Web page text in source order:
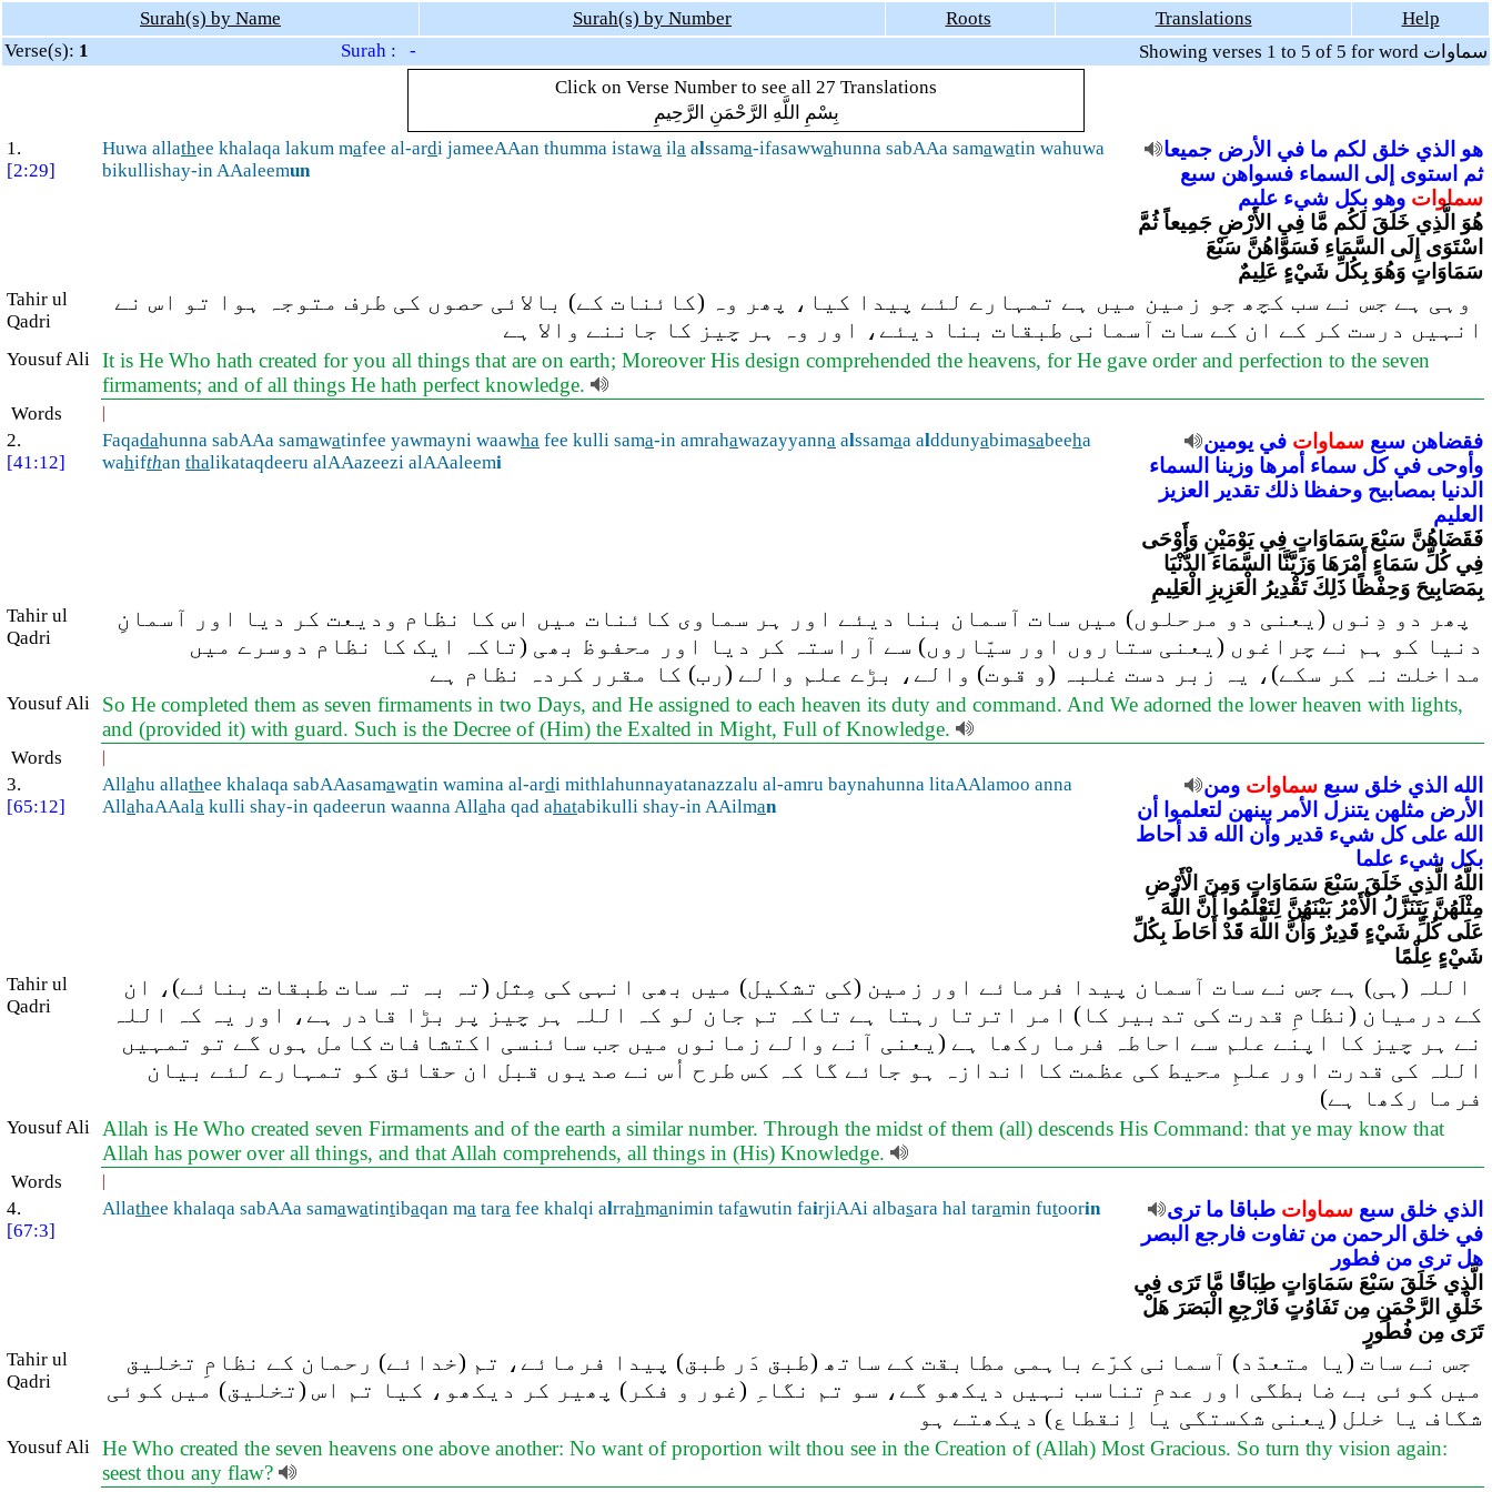
Surah(s) by Name Surah(s) by Number Roots Translations
Help
Verse(s): 1 Surah : -
Showing verses 1 to 5 of 5 for word سماوات
Click on Verse Number to see all 27 Translations
بِسْمِ اللَّهِ الرَّحْمَنِ الرَّحِيمِ
1.
[2:29]
Huwa allathee khalaqa lakum mafee al-ardi jameeAAan thumma istawa ila alssama-ifasawwahunna sabAAa samawatin wahuwa
bikullishay-in AAaleemun
هو الذي خلق لكم ما في الأرض جميعا
ثم استوى إلى السماء فسواهن سبع
سماوات وهو بكل شيء عليم
هُوَ الَّذِي خَلَقَ لَكُم مَّا فِي الأَرْضِ جَمِيعاً ثُمَّ
اسْتَوَى إِلَى السَّمَاءِ فَسَوَّاهُنَّ سَبْعَ
سَمَاوَاتٍ وَهُوَ بِكُلِّ شَيْءٍ عَلِيمٌ
Tahir ul
Qadri
وہی ہے جس نے سب کچھ جو زمین میں ہے تمہارے لئے پیدا کیا، پھر وہ (کائنات کے) بالائی حصوں کی طرف متوجہ ہوا تو اس نے
انہیں درست کر کے ان کے سات آسمانی طبقات بنا دیئے، اور وہ ہر چیز کا جاننے والا ہے
Yousuf Ali It is He Who hath created for you all things that are on earth; Moreover His design comprehended the heavens, for He gave order and perfection to the seven
firmaments; and of all things He hath perfect knowledge.
Words |
2.
[41:12]
Faqadahunna sabAAa samawatinfee yawmayni waawha fee kulli sama-in amrahawazayyanna alssamaa alddunyabimasabeeha
wahifthan thalikataqdeeru alAAazeezi alAAaleemi
فقضاهن سبع سماوات في يومين
وأوحى في كل سماء أمرها وزينا السماء
الدنيا بمصابيح وحفظا ذلك تقدير
العزيز
العليم
فَقَضَاهُنَّ سَبْعَ سَمَاوَاتٍ فِي يَوْمَيْنِ وَأَوْحَى
فِي كُلِّ سَمَاءٍ أَمْرَهَا وَزَيَّنَّا السَّمَاءَ الدُّنْيَا
بِمَصَابِيحَ وَحِفْظًا ذَلِكَ تَقْدِيرُ الْعَزِيزِ الْعَلِيمِ
Tahir ul
Qadri
پھر دو دِنوں (یعنی دو مرحلوں) میں سات آسمان بنا دیئے اور ہر سماوی کائنات میں اس کا نظام ودیعت کر دیا اور آسمانِ
دنیا کو ہم نے چراغوں (یعنی ستاروں اور سیّاروں) سے آراستہ کر دیا اور محفوظ بھی (تاکہ ایک کا نظام دوسرے میں
مداخلت نہ کر سکے)، یہ زبر دست غلبہ (و قوت) والے، بڑے علم والے (رب) کا مقرر کردہ نظام ہے
Yousuf Ali
So He completed them as seven firmaments in two Days, and He assigned to each heaven its duty and command. And We adorned the lower heaven with lights,
and (provided it) with guard. Such is the Decree of (Him) the Exalted in Might, Full of Knowledge.
Words |
3.
[65:12]
Allahu allathee khalaqa sabAAasamawatin wamina al-ardi mithlahunnayatanazzalu al-amru baynahunna litaAAlamoo anna
AllahaAAala kulli shay-in qadeerun waanna Allaha qad ahatabikulli shay-in AAilman
الله الذي خلق سبع سماوات ومن
الأرض مثلهن يتنزل الأمر بينهن لتعلموا
أن
الله على كل شيء قدير وأن الله قد أحاط
بكل شيء علما
اللَّهُ الَّذِي خَلَقَ سَبْعَ سَمَاوَاتٍ وَمِنَ الْأَرْضِ
مِثْلَهُنَّ يَتَنَزَّلُ الْأَمْرُ بَيْنَهُنَّ لِتَعْلَمُوا أَنَّ اللَّهَ
عَلَى كُلِّ شَيْءٍ قَدِيرٌ وَأَنَّ اللَّهَ قَدْ أَحَاطَ بِكُلِّ
شَيْءٍ عِلْمًا
Tahir ul
Qadri
اللہ (ہی) ہے جس نے سات آسمان پیدا فرمائے اور زمین (کی تشکیل) میں بھی انہی کی مِثل (تہ بہ تہ سات طبقات بنائے)، ان
کے درمیان (نظامِ قدرت کی تدبیر کا) امر اترتا رہتا ہے تاکہ تم جان لو کہ اللہ ہر چیز پر بڑا قادر ہے، اور یہ کہ اللہ
نے ہر چیز کا اپنے علم سے احاطہ فرما رکھا ہے (یعنی آنے والے زمانوں میں جب سائنسی اکتشافات کامل ہوں گے تو تمہیں
اللہ کی قدرت اور علمِ محیط کی عظمت کا اندازہ ہو جائے گا کہ کس طرح اُس نے صدیوں قبل ان حقائق کو تمہارے لئے بیان
فرما رکھا ہے)
Yousuf Ali
Allah is He Who created seven Firmaments and of the earth a similar number. Through the midst of them (all) descends His Command: that ye may know that
Allah has power over all things, and that Allah comprehends, all things in (His) Knowledge.
Words |
4.
[67:3]
Allathee khalaqa sabAAa samawatintibaqan ma tara fee khalqi alrrahmanimin tafawutin fairjiAAi albasara hal taramin futoorin الذي خلق سبع سماوات طباقا ما ترى
في خلق الرحمن من تفاوت فارجع البصر
هل ترى من فطور
الَّذِي خَلَقَ سَبْعَ سَمَاوَاتٍ طِبَاقًا مَّا تَرَى فِي
خَلْقِ الرَّحْمَنِ مِن تَفَاوُتٍ فَارْجِعِ الْبَصَرَ هَلْ
تَرَى مِن فُطُورٍ
Tahir ul
Qadri
جس نے سات (یا متعدّد) آسمانی کرّے باہمی مطابقت کے ساتھ (طبق دَر طبق) پیدا فرمائے، تم (خدائے) رحمان کے نظامِ تخلیق
میں کوئی بے ضابطگی اور عدمِ تناسب نہیں دیکھو گے، سو تم نگاہِ (غور و فکر) پھیر کر دیکھو، کیا تم اس (تخلیق) میں کوئی
شگاف یا خلل (یعنی شکستگی یا اِنقطاع) دیکھتے ہو
Yousuf Ali He Who created the seven heavens one above another: No want of proportion wilt thou see in the Creation of (Allah) Most Gracious. So turn thy vision again:
seest thou any flaw?